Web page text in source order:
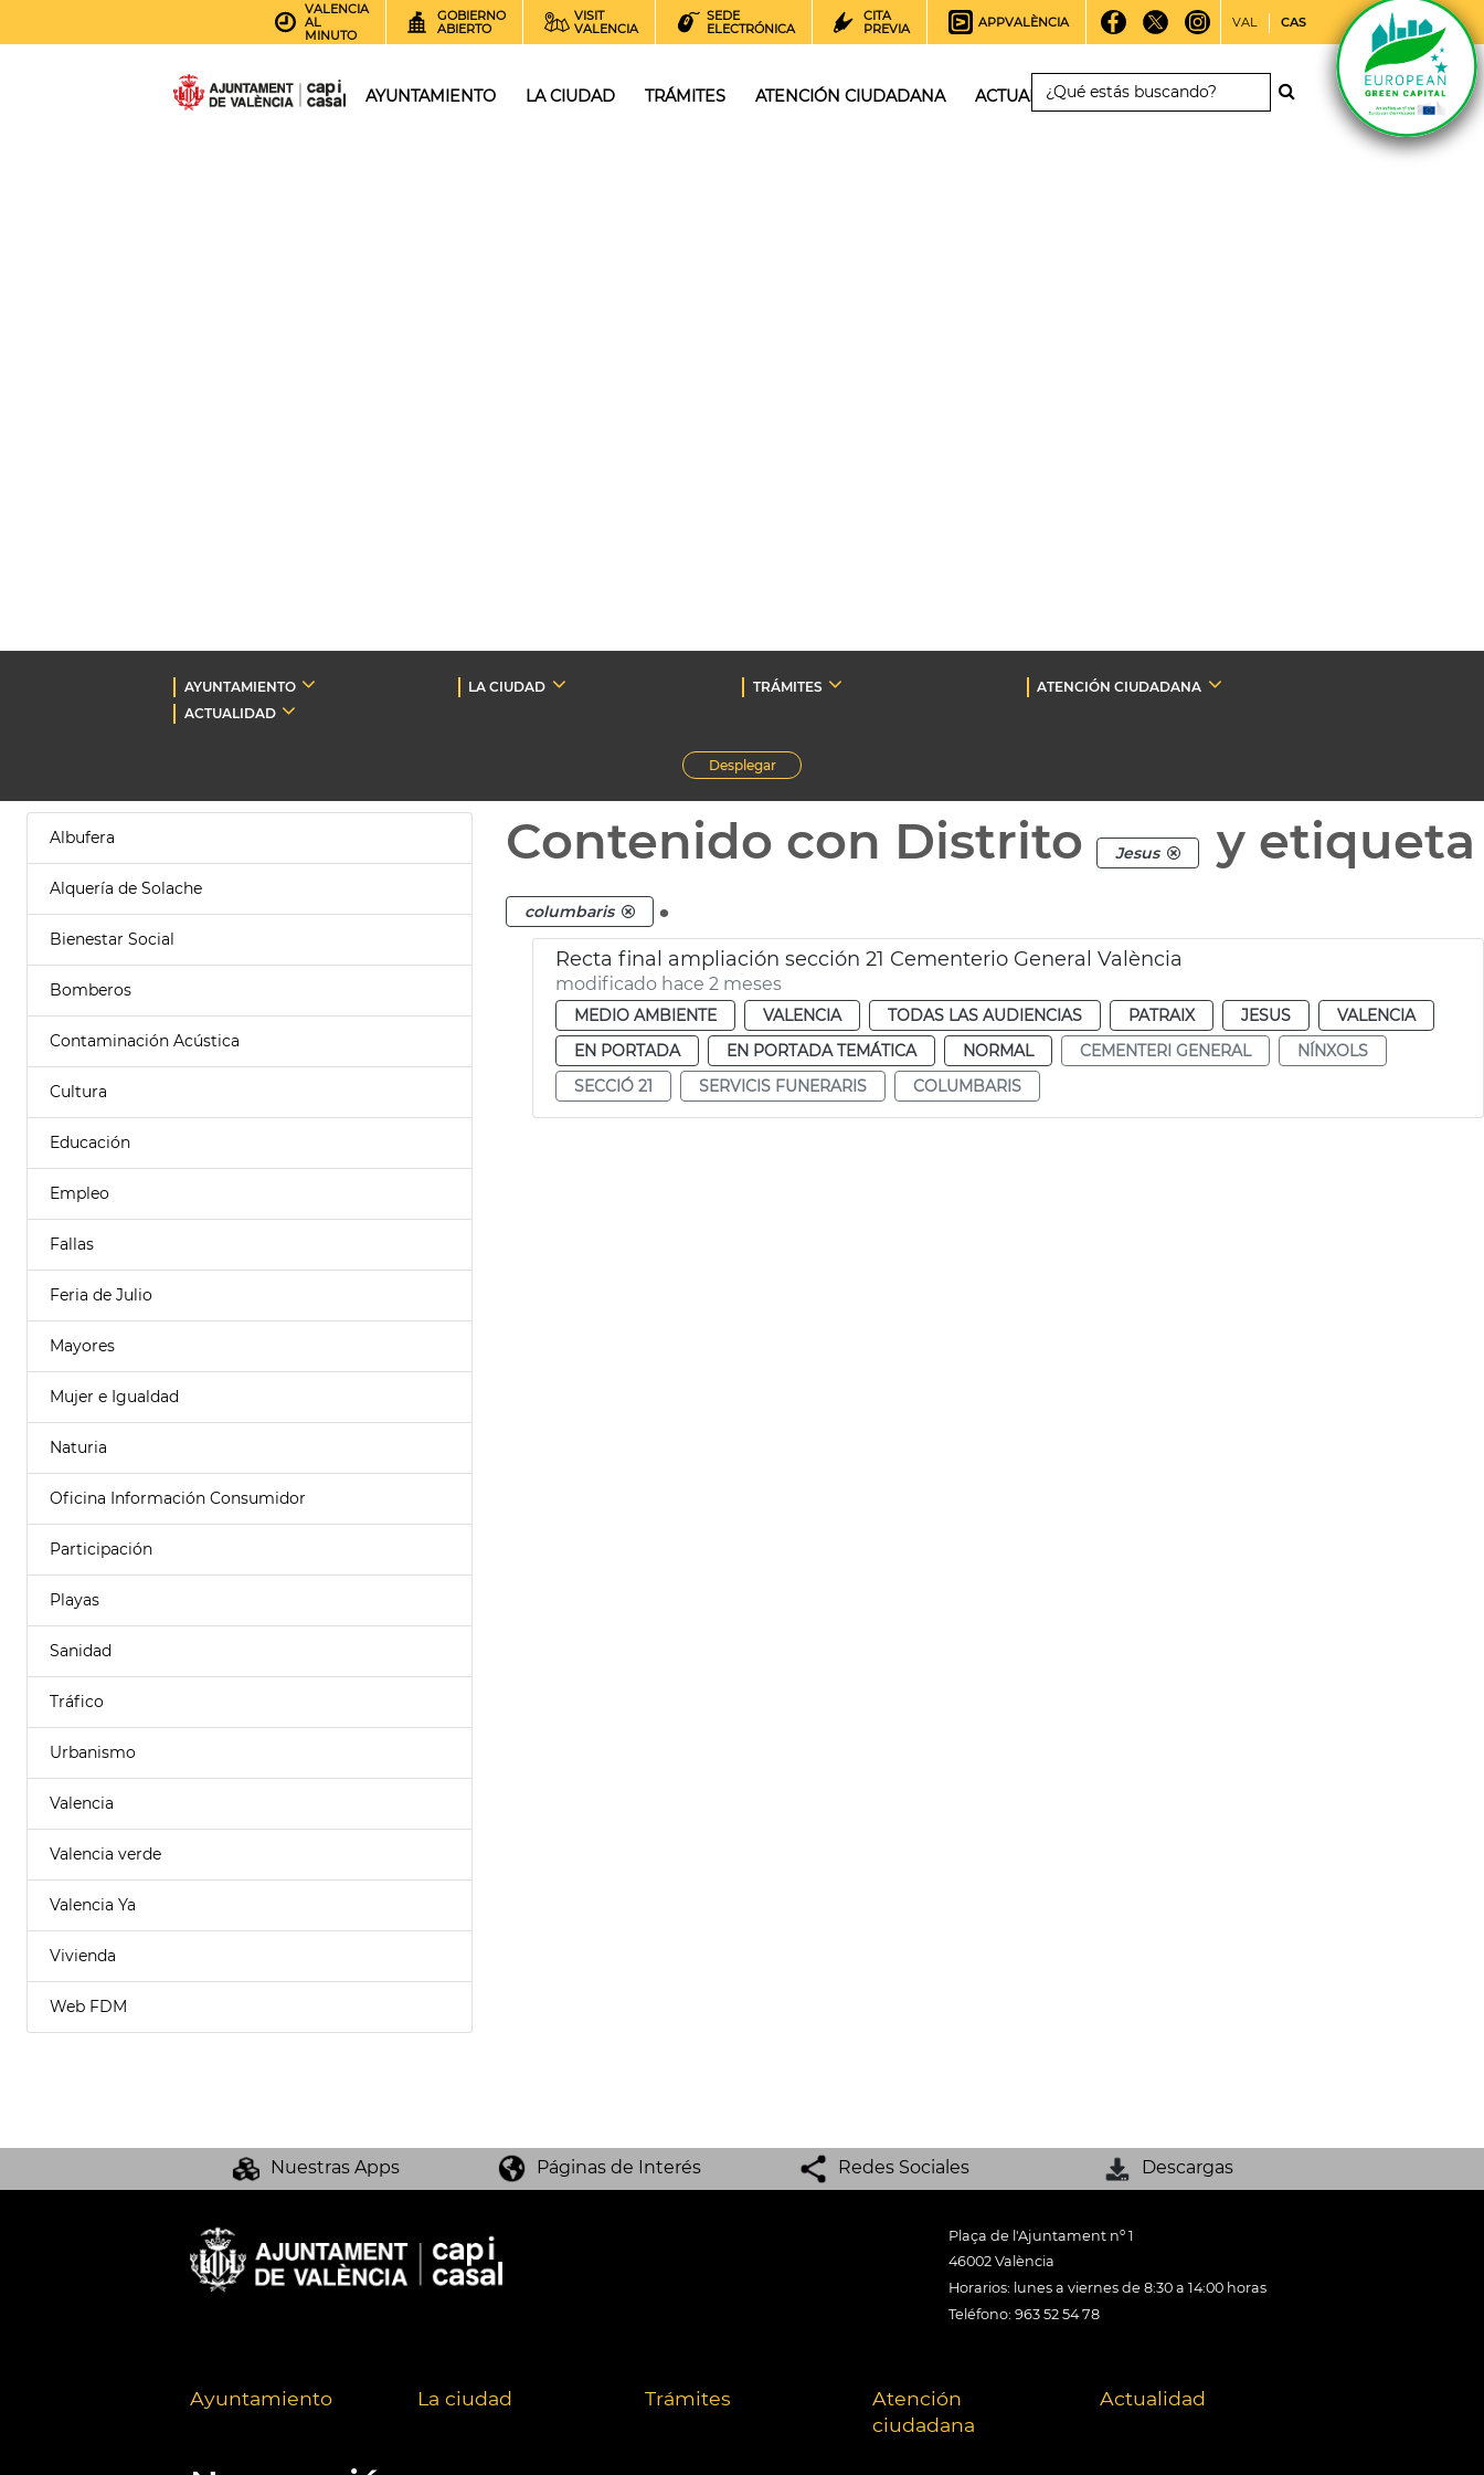
VALENCIA
AL
MINUTO
GOBIERNO
ABIERTO
VISIT
VALENCIA
SEDE
ELECTRÓNICA
CITA
PREVIA
APPVALÈNCIA VAL CAS
AYUNTAMIENTO LA CIUDAD TRÁMITES ATENCIÓN CIUDADANA ACTUALIDAD
AYUNTAMIENTO LA CIUDAD TRÁMITES
ATENCIÓN CIUDADANA
ACTUALIDAD
Desplegar
Albufera
Alquería de Solache
Bienestar Social
Bomberos
Contaminación Acústica
Cultura
Educación
Empleo
Fallas
Feria de Julio
Mayores
Mujer e Igualdad
Naturia
Oficina Información Consumidor
Participación
Playas
Sanidad
Tráfico
Urbanismo
Valencia
Valencia verde
Valencia Ya
Vivienda
Web FDM
Contenido con Distrito Jesus y etiqueta
columbaris .
Recta final ampliación sección 21 Cementerio General València
modificado hace 2 meses
MEDIO AMBIENTE VALENCIA TODAS LAS AUDIENCIAS PATRAIX JESUS
VALENCIA
EN PORTADA
EN PORTADA TEMÁTICA NORMAL CEMENTERI GENERAL
NÍNXOLS
SECCIÓ 21
SERVICIS FUNERARIS COLUMBARIS
Nuestras Apps Páginas de Interés Redes Sociales Descargas
Plaça de l'Ajuntament nº 1
46002 València
Horarios: lunes a viernes de 8:30 a 14:00 horas
Teléfono: 963 52 54 78
Ayuntamiento La ciudad Trámites
Atención
ciudadana
Actualidad